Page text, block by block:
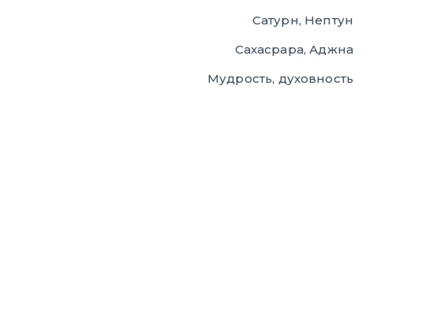
Сатурн, Нептун
Сахасрара, Аджна
Мудрость, духовность